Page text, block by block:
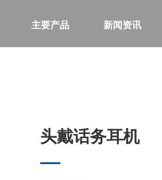
主要产品 新闻资讯
头戴话务耳机